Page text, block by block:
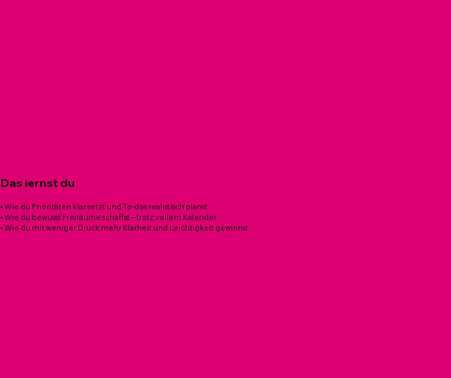
Das lernst du
• Wie du Prioritäten klar setzt und To-dos realistisch planst
• Wie du bewusst Freiräume schaffst – trotz vollem Kalender
• Wie du mit weniger Druck mehr Klarheit und Leichtigkeit gewinnst